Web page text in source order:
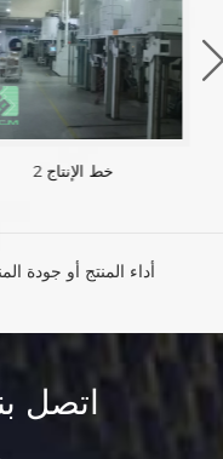
خط الإنتاج 2
أداء المنتج أو جودة
اتصل